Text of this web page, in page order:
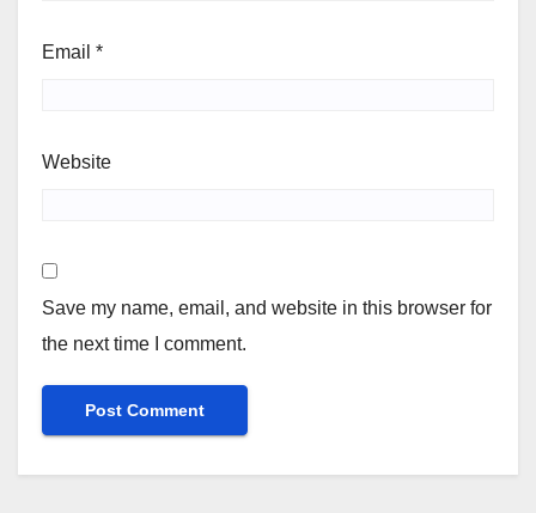
Email *
Website
Save my name, email, and website in this browser for
the next time I comment.